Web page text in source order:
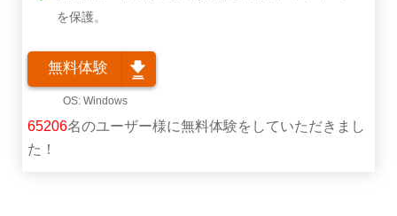
を保護。
無料体験
65206名のユーザー様に無料体験をしていただきまし
た！